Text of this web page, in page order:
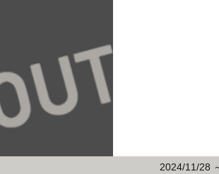
2024/11/28